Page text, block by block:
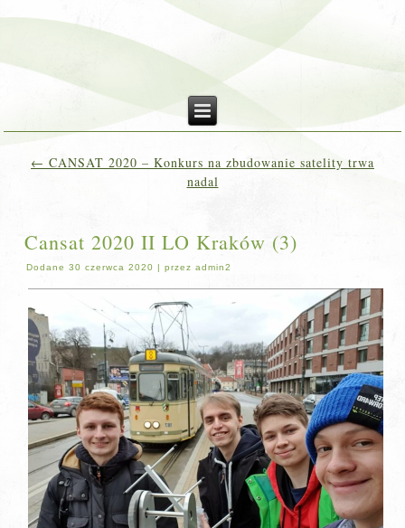
← CANSAT 2020 – Konkurs na zbudowanie satelity trwa
nadal
Cansat 2020 II LO Kraków (3)
Dodane 30 czerwca 2020 |przez admin2